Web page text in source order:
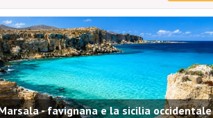
- favignana e la sicilia occidentale